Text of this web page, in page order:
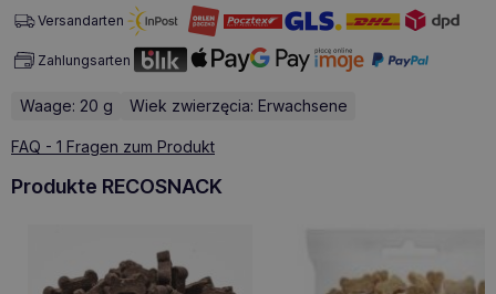
Versandarten
Zahlungsarten
Waage: 20 g Wiek zwierzęcia: Erwachsene
FAQ - 1 Fragen zum Produkt
Produkte RECOSNACK